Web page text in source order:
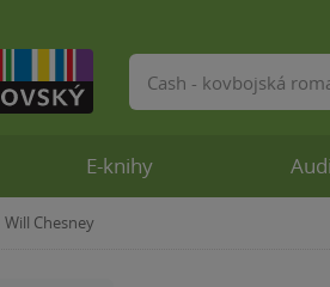
»
Will Chesney
E-knihy
Vyhledávání